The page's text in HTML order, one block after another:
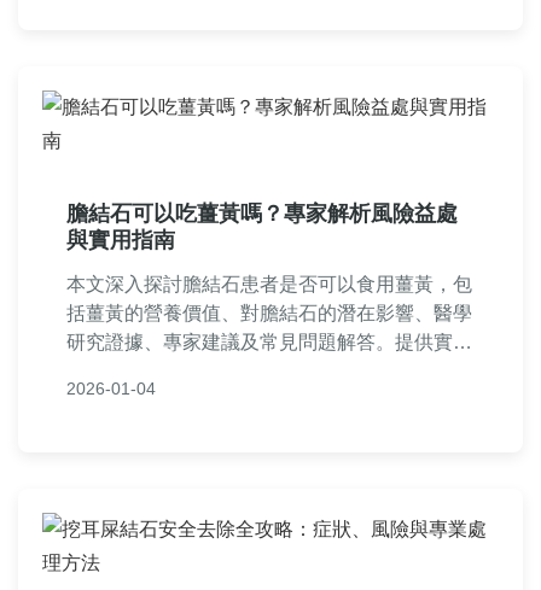
膽結石可以吃薑黃嗎？專家解析風險益處
與實用指南
本文深入探討膽結石患者是否可以食用薑黃，包
括薑黃的營養價值、對膽結石的潛在影響、醫學
研究證據、專家建議及常見問題解答。提供實用
策。內容基於科學事實，避免誤導，適合膽結石
2026-01-04